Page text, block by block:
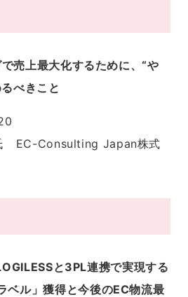
売上最大化するために、“や
べきこと
EC-Consulting Japan株式
と3PL連携で実現する
ベル」獲得と今後のEC物流最